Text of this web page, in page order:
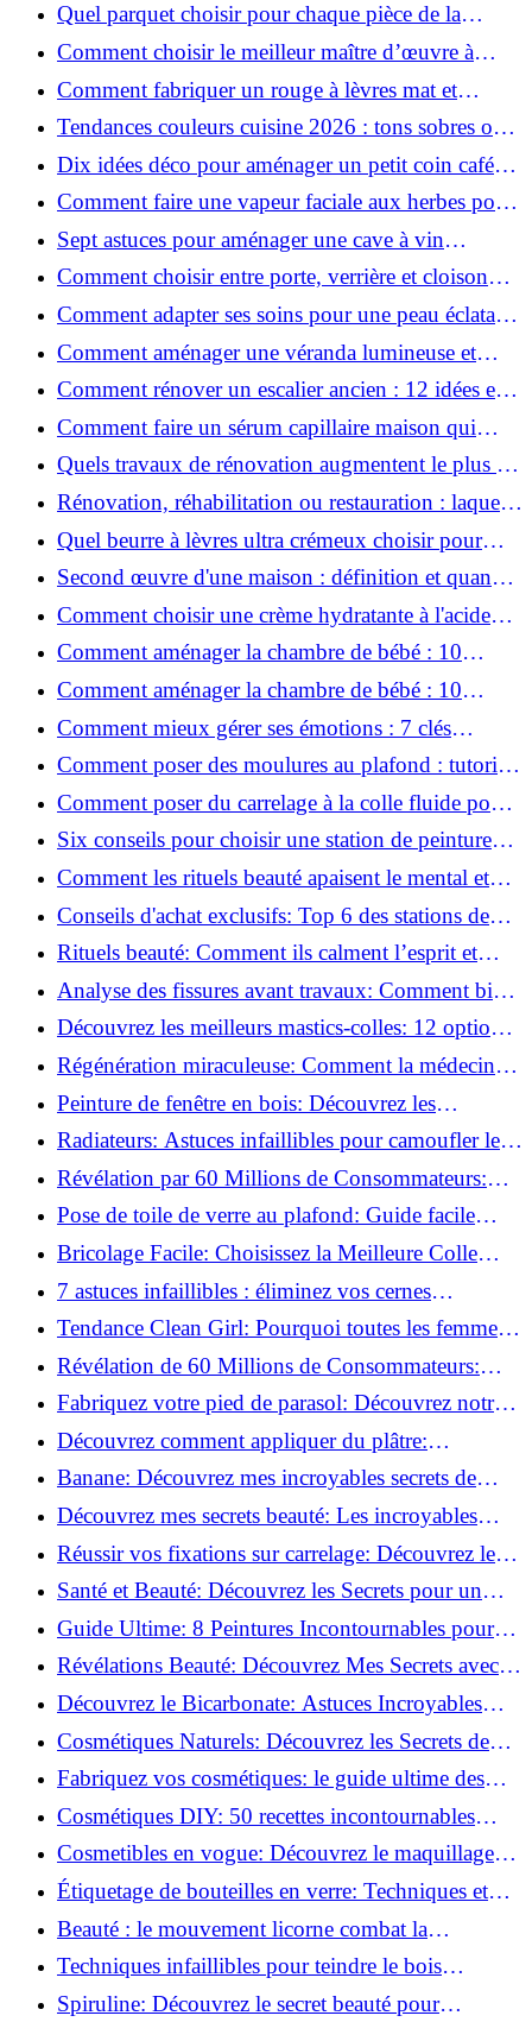
Quel parquet choisir pour chaque pièce de la
maison ?
Comment choisir le meilleur maître d’œuvre à
Grenoble en 2026 ?
Comment fabriquer un rouge à lèvres mat et
hydratant fait maison ?
Tendances couleurs cuisine 2026 : tons sobres ou
colorés, que choisir ?
Dix idées déco pour aménager un petit coin café
chez soi
Comment faire une vapeur faciale aux herbes pour
une peau plus saine et rajeunie ?
Sept astuces pour aménager une cave à vin
naturelle chez soi
Comment choisir entre porte, verrière et cloison
coulissante pour séparer vos pièces ?
Comment adapter ses soins pour une peau éclatante
en hiver ?
Comment aménager une véranda lumineuse et
conviviale : 12 idées déco
Comment rénover un escalier ancien : 12 idées et
astuces faciles pas à pas
Comment faire un sérum capillaire maison qui
stimule réellement la pousse des cheveux ?
Quels travaux de rénovation augmentent le plus la
valeur d'une maison pour la revente ?
Rénovation, réhabilitation ou restauration : laquelle
convient le mieux à mon logement ?
Quel beurre à lèvres ultra crémeux choisir pour
lèvres sèches et gercées?
Second œuvre d'une maison : définition et quand
le réaliser
Comment choisir une crème hydratante à l'acide
hyaluronique et niacinamide ?
Comment aménager la chambre de bébé : 10
conseils sécurité, déco et rangement
Comment aménager la chambre de bébé : 10
conseils sécurité, déco et rangement
Comment mieux gérer ses émotions : 7 clés
pratiques
Comment poser des moulures au plafond : tutoriel
vidéo pas à pas ?
Comment poser du carrelage à la colle fluide pour
un rendu professionnel ?
Six conseils pour choisir une station de peinture
basse pression
Comment les rituels beauté apaisent le mental et
créent des moments pour soi ?
Conseils d'achat exclusifs: Top 6 des stations de
peinture basse pression incontournables!
Rituels beauté: Comment ils calment l’esprit et
chouchoutent votre âme!
Analyse des fissures avant travaux: Comment bien
préparer vos surfaces!
Découvrez les meilleurs mastics-colles: 12 options
dès 6,70 €!
Régénération miraculeuse: Comment la médecine
régénérative peut restaurer votre confiance!
Peinture de fenêtre en bois: Découvrez les
techniques infaillibles pour un résultat parfait!
Radiateurs: Astuces infaillibles pour camoufler les
tuyaux apparents!
Révélation par 60 Millions de Consommateurs:
Découvrez le sérum anti-rides numéro un!
Pose de toile de verre au plafond: Guide facile
pour débutants!
Bricolage Facile: Choisissez la Meilleure Colle
pour Chaque Matériau!
7 astuces infaillibles : éliminez vos cernes
rapidement !
Tendance Clean Girl: Pourquoi toutes les femmes
l'adoptent?
Révélation de 60 Millions de Consommateurs:
Découvrez le meilleur fond de teint pour votre
peau!
Fabriquez votre pied de parasol: Découvrez notre
tutoriel facile !
Découvrez comment appliquer du plâtre:
Techniques pour un mur intérieur parfait!
Banane: Découvrez mes incroyables secrets de
beauté!
Découvrez mes secrets beauté: Les incroyables
vertus du curcuma!
Réussir vos fixations sur carrelage: Découvrez les
astuces infaillibles !
Santé et Beauté: Découvrez les Secrets pour un
Bien-être Optimal!
Guide Ultime: 8 Peintures Incontournables pour
Bois Extérieurs!
Révélations Beauté: Découvrez Mes Secrets avec le
Thé Vert Matcha!
Découvrez le Bicarbonate: Astuces Incroyables
pour Votre Quotidien!
Cosmétiques Naturels: Découvrez les Secrets de
Beauté Éco-responsables!
Fabriquez vos cosmétiques: le guide ultime des
produits de beauté maison!
Cosmétiques DIY: 50 recettes incontournables
pour sublimer votre beauté naturelle!
Cosmetibles en vogue: Découvrez le maquillage
100% comestible!
Étiquetage de bouteilles en verre: Techniques et
astuces incontournables!
Beauté : le mouvement licorne combat la
surconsommation !
Techniques infaillibles pour teindre le bois
naturellement: Découvrez comment!
Spiruline: Découvrez le secret beauté pour